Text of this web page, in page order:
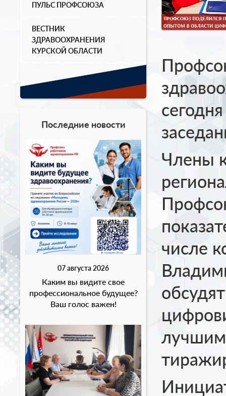
ПУЛЬС ПРОФСОЮЗА
ВЕСТНИК
ЗДРАВООХРАНЕНИЯ
КУРСКОЙ ОБЛАСТИ
Последние новости
07 августа 2026
Каким вы видите свое
профессиональное будущее?
Ваш голос важен!
Члены
числе